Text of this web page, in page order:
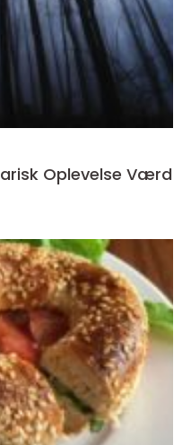
Oplevelse Værd